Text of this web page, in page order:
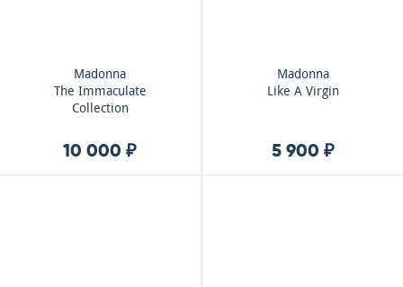
Madonna
The Immaculate
Collection
10 000 ₽
Madonna
Like A Virgin
5 900 ₽